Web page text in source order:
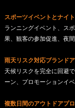
スポーツイベントとナイ
ランニングイベント、ス
果、観客の参加促進、夜
雨天リスク対応ブランド
天候リスクを完全に回避
ーン、プロモーションイ
複数日間のアウトドアプ